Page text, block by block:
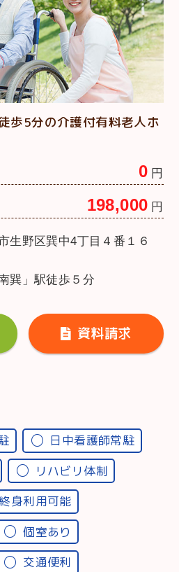
歩5分の介護付有料老人ホ
0 円
198,000 円
生野区巽中4丁目４番１６
巽」駅徒歩５分
資料請求
日中看護師常駐
リハビリ体制
身利用可能
個室あり
交通便利